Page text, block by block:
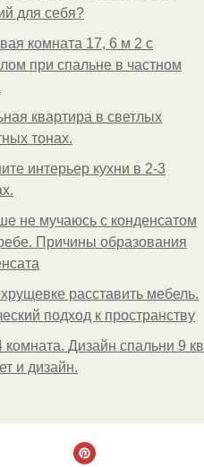
для себя?
комната 17, 6 м 2 с
при спальне в частном
квартира в светлых
тонах.
интерьер кухни в 2-3
не мучаюсь с конденсатом
Причины образования
хрущевке расставить мебель.
подход к пространству
комната. Дизайн спальни 9 кв
и дизайн.